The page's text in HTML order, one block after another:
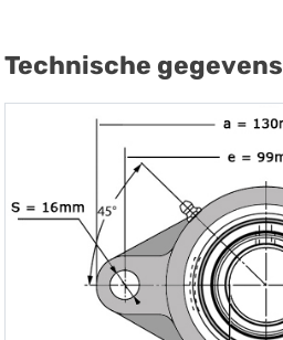
Technische gegevens